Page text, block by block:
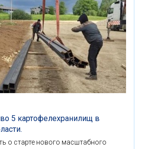
5 картофелехранилищ в
о старте нового масштабного